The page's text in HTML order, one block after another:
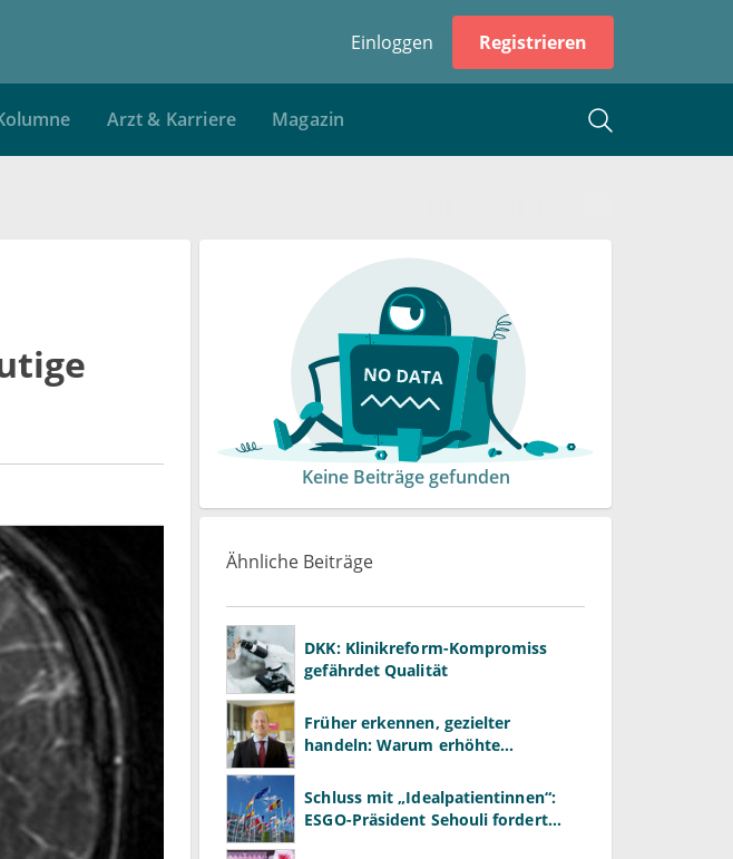
Einloggen Registrieren
Arzt & Karriere Magazin
Keine Beiträge gefunden
Ähnliche Beiträge
DKK: Klinikreform-Kompromiss
gefährdet Qualität
Früher erkennen, gezielter
handeln: Warum erhöhte
als ALT und AST
Schluss mit „Idealpatientinnen“:
ESGO-Präsident Sehouli fordert